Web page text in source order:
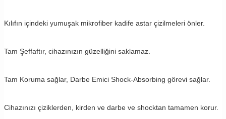
Kılıfın içindeki yumuşak mikrofiber kadife astar çizilmeleri önler.
Tam Şeffaftır, cihazınızın güzelliğini saklamaz.
Tam Koruma sağlar, Darbe Emici Shock-Absorbing görevi sağlar.
Cihazınızı çiziklerden, kirden ve darbe ve shocktan tamamen korur.